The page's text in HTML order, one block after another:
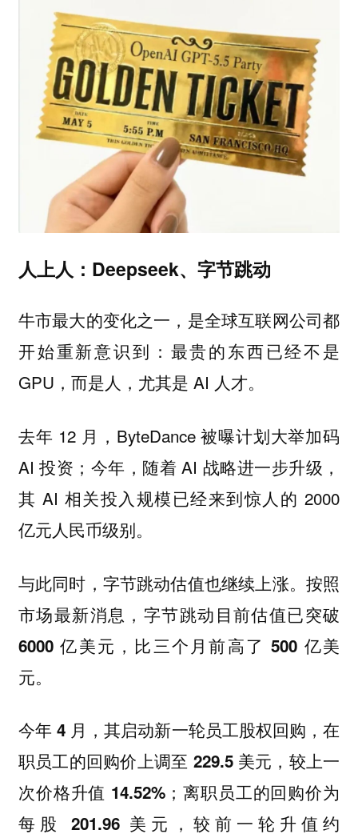
人上人：Deepseek、字节跳动
牛市最大的变化之一，是全球互联网公司都
开始重新意识到：最贵的东西已经不是
GPU，而是人，尤其是 AI 人才。
去年 12 月，ByteDance 被曝计划大举加码
AI 投资；今年，随着 AI 战略进一步升级，
其 AI 相关投入规模已经来到惊人的 2000
亿元人民币级别。
与此同时，字节跳动估值也继续上涨。 按照
市场最新消息，字节跳动目前估值已突破
6000 亿美元，比三个月前高了 500 亿美
元。
今年 4 月，其启动新一轮员工股权回购，在
职员工的回购价上调至 229.5 美元，较上一
次价格升值 14.52%；离职员工的回购价为
每股 201.96 美元，较前一轮升值约